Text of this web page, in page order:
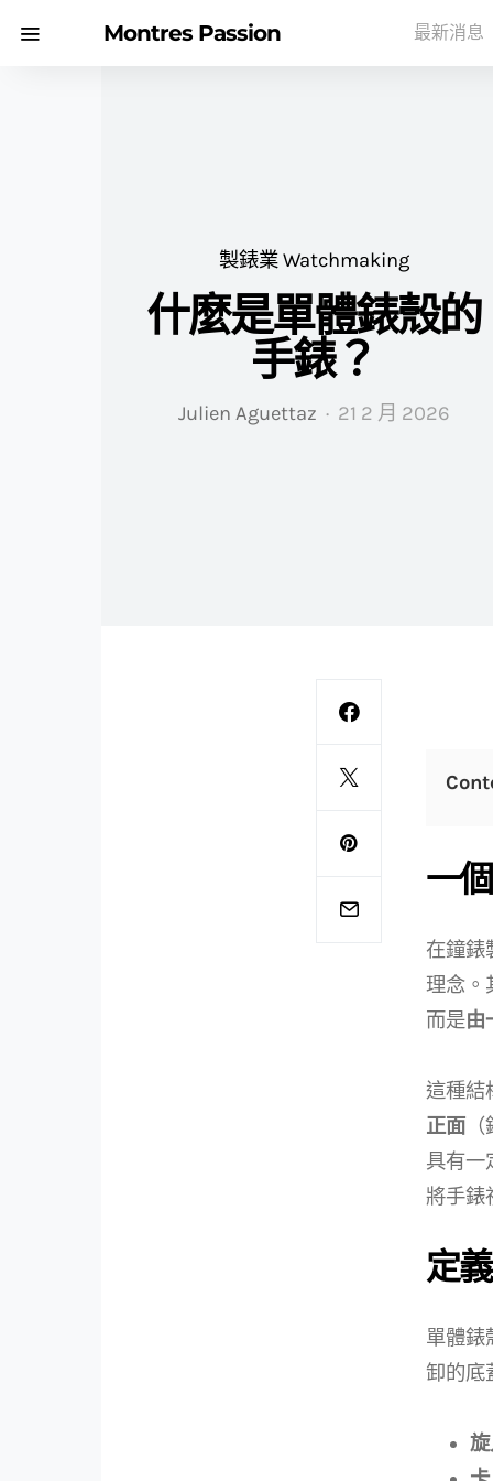
Montres Passion 最新消息
製錶業 Watchmaking
什麼是單體錶殼的
手錶？
Julien Aguettaz 21 2 月 2026
一
在鐘錶
理念。
而是由
這種結
正面
具有一
將手錶
定
單體錶
卸的底